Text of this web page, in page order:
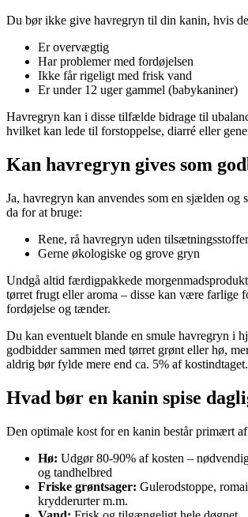
Du bør ikke give havregryn til din kanin, hvis
Er overvægtig
Har problemer med fordøjelsen
Ikke får rigeligt med frisk vand
Er under 12 uger gammel (babykaniner)
Havregryn kan i disse tilfælde bidrage til
hvilket kan lede til forstoppelse, diarré eller
Kan havregryn gives som
Ja, havregryn kan anvendes som en sjælden og
da for at bruge:
Rene, rå havregryn uden tilsætningsstoffer
Gerne økologiske og grove gryn
Undgå altid færdigpakkede
tørret frugt eller aroma – disse kan være farlige
fordøjelse og tænder.
Du kan eventuelt blande en smule havregryn i
godbidder sammen med tørret grønt eller hø,
aldrig bør fylde mere end ca. 5% af kostindtaget.
Hvad bør en kanin spise
Den optimale kost for en kanin består primært
Hø: Udgør 80-90% af kosten –
og tandhelbred
Friske grøntsager: Gulerodstoppe,
krydderurter m.m.